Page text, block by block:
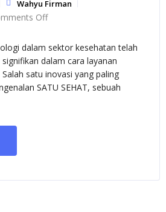
Wahyu Firman
Offon Inilah Manfaat RME Satu
dalam sektor kesehatan telah
dalam cara layanan
satu inovasi yang paling
SATU SEHAT, sebuah